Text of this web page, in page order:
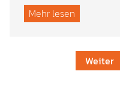
Mehr lesen
Weiter